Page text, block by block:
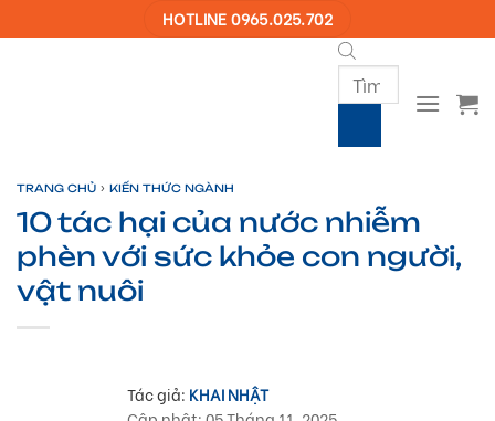
to
HOTLINE 0965.025.702
Products
search
TRANG CHỦ › KIẾN THỨC NGÀNH
10 tác hại của nước nhiễm
phèn với sức khỏe con người,
vật nuôi
Tác giả: KHAI NHẬT